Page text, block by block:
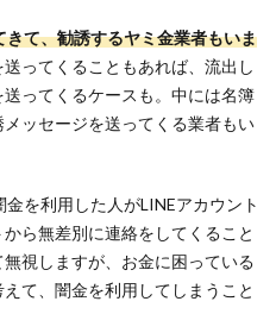
て、勧誘するヤミ金業者もいま
ってくることもあれば、流出し
ってくるケースも。中には名簿
ッセージを送ってくる業者もい
を利用した人がLINEアカウント
ら無差別に連絡をしてくること
視しますが、お金に困っている
て、闇金を利用してしまうこと